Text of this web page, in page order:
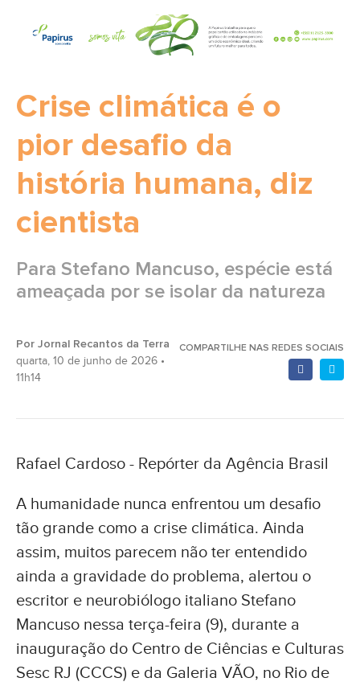
Crise climática é o
pior desafio da
história humana, diz
cientista
Para Stefano Mancuso, espécie está
ameaçada por se isolar da natureza
Por Jornal Recantos da Terra
quarta, 10 de junho de 2026 •
11h14
COMPARTILHE NAS REDES SOCIAIS
Rafael Cardoso - Repórter da Agência Brasil
A humanidade nunca enfrentou um desafio
tão grande como a crise climática. Ainda
assim, muitos parecem não ter entendido
ainda a gravidade do problema, alertou o
escritor e neurobiólogo italiano Stefano
Mancuso nessa terça-feira (9), durante a
inauguração do Centro de Ciências e Culturas
Sesc RJ (CCCS) e da Galeria VÃO, no Rio de